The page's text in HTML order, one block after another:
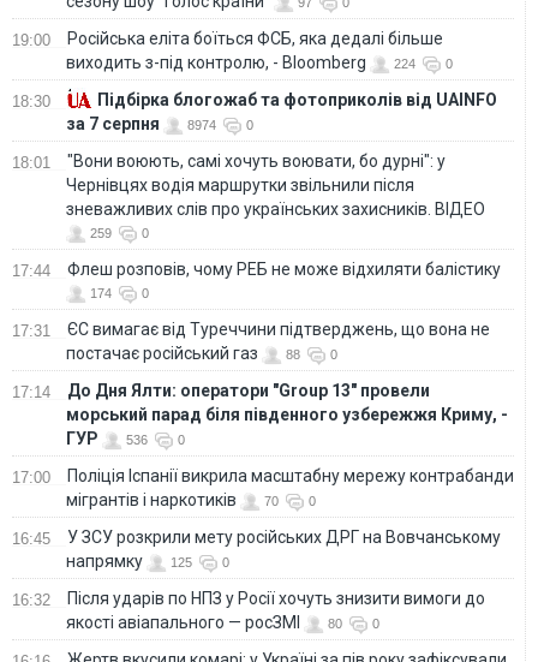
19:00
Російська еліта боїться ФСБ, яка дедалі більше
виходить з-під контролю, - Bloomberg
224 0
18:30
Підбірка блогожаб та фотоприколів від UAINFO
за 7 серпня
8974 0
18:01
"Вони воюють, самі хочуть воювати, бо дурні": у
Чернівцях водія маршрутки звільнили після
зневажливих слів про українських захисників. ВІДЕО
259 0
17:44 Флеш розповів, чому РЕБ не може відхиляти балістику
174 0
17:31
ЄС вимагає від Туреччини підтверджень, що вона не
постачає російський газ
88 0
17:14
До Дня Ялти: оператори "Group 13" провели
морський парад біля південного узбережжя Криму, -
ГУР
536 0
17:00
Поліція Іспанії викрила масштабну мережу контрабанди
мігрантів і наркотиків
70 0
16:45
У ЗСУ розкрили мету російських ДРГ на Вовчанському
напрямку
125 0
16:32
Після ударів по НПЗ у Росії хочуть знизити вимоги до
якості авіапального — росЗМІ
80 0